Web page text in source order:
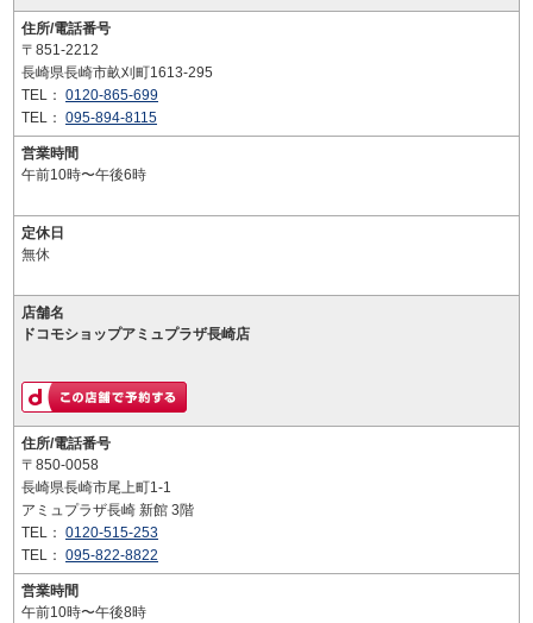
住所/電話番号
〒851-2212
長崎県長崎市畝刈町1613-295
TEL： 0120-865-699
TEL： 095-894-8115
営業時間
午前10時〜午後6時
定休日
無休
店舗名
ドコモショップアミュプラザ長崎店
住所/電話番号
〒850-0058
長崎県長崎市尾上町1-1
アミュプラザ長崎 新館 3階
TEL： 0120-515-253
TEL： 095-822-8822
営業時間
午前10時〜午後8時